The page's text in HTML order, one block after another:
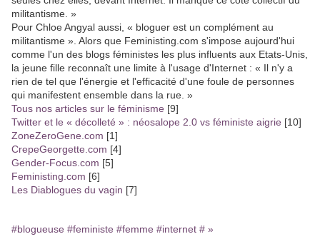
militantisme. »
Pour Chloe Angyal aussi, « bloguer est un complément au
militantisme ». Alors que Feministing.com s'impose aujourd'hui
comme l'un des blogs féministes les plus influents aux Etats-Unis,
la jeune fille reconnaît une limite à l'usage d'Internet : « Il n'y a
rien de tel que l'énergie et l'efficacité d'une foule de personnes
qui manifestent ensemble dans la rue. »
Tous nos articles sur le féminisme [9]
Twitter et le « décolleté » : néosalope 2.0 vs féministe aigrie [10]
ZoneZeroGene.com [1]
CrepeGeorgette.com [4]
Gender-Focus.com [5]
Feministing.com [6]
Les Diablogues du vagin [7]
#blogueuse #feministe #femme #internet # »